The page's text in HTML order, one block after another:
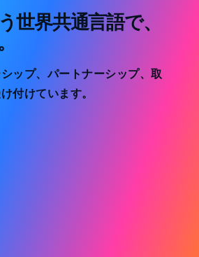
世界共通言語で、
ップ、パートナーシップ、取
付けています。